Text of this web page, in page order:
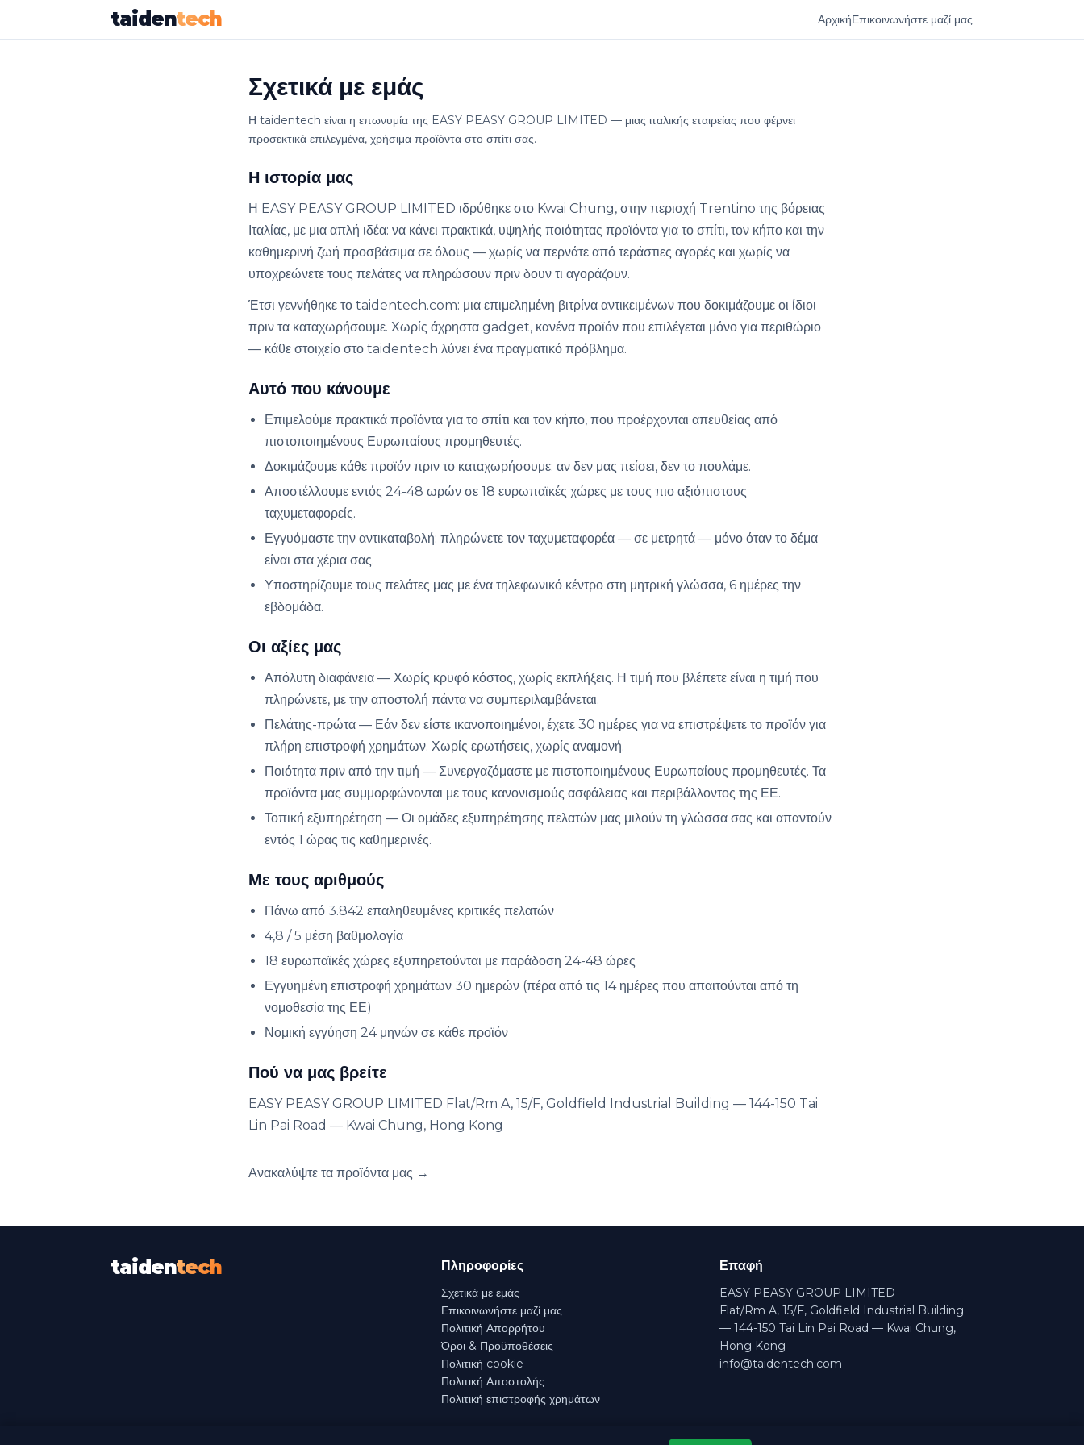
taidentech ΑρχικήΕπικοινωνήστε μαζί μας
Σχετικά με εμάς
Η taidentech είναι η επωνυμία της EASY PEASY GROUP LIMITED — μιας ιταλικής εταιρείας που φέρνει
προσεκτικά επιλεγμένα, χρήσιμα προϊόντα στο σπίτι σας.
Η ιστορία μας
Η EASY PEASY GROUP LIMITED ιδρύθηκε στο Kwai Chung, στην περιοχή Trentino της βόρειας
Ιταλίας, με μια απλή ιδέα: να κάνει πρακτικά, υψηλής ποιότητας προϊόντα για το σπίτι, τον κήπο και την
καθημερινή ζωή προσβάσιμα σε όλους — χωρίς να περνάτε από τεράστιες αγορές και χωρίς να
υποχρεώνετε τους πελάτες να πληρώσουν πριν δουν τι αγοράζουν.
Έτσι γεννήθηκε το taidentech.com: μια επιμελημένη βιτρίνα αντικειμένων που δοκιμάζουμε οι ίδιοι
πριν τα καταχωρήσουμε. Χωρίς άχρηστα gadget, κανένα προϊόν που επιλέγεται μόνο για περιθώριο
— κάθε στοιχείο στο taidentech λύνει ένα πραγματικό πρόβλημα.
Αυτό που κάνουμε
Επιμελούμε πρακτικά προϊόντα για το σπίτι και τον κήπο, που προέρχονται απευθείας από
πιστοποιημένους Ευρωπαίους προμηθευτές.
Δοκιμάζουμε κάθε προϊόν πριν το καταχωρήσουμε: αν δεν μας πείσει, δεν το πουλάμε.
Αποστέλλουμε εντός 24-48 ωρών σε 18 ευρωπαϊκές χώρες με τους πιο αξιόπιστους
ταχυμεταφορείς.
Εγγυόμαστε την αντικαταβολή: πληρώνετε τον ταχυμεταφορέα — σε μετρητά — μόνο όταν το δέμα
είναι στα χέρια σας.
Υποστηρίζουμε τους πελάτες μας με ένα τηλεφωνικό κέντρο στη μητρική γλώσσα, 6 ημέρες την
εβδομάδα.
Οι αξίες μας
Απόλυτη διαφάνεια — Χωρίς κρυφό κόστος, χωρίς εκπλήξεις. Η τιμή που βλέπετε είναι η τιμή που
πληρώνετε, με την αποστολή πάντα να συμπεριλαμβάνεται.
Πελάτης-πρώτα — Εάν δεν είστε ικανοποιημένοι, έχετε 30 ημέρες για να επιστρέψετε το προϊόν για
πλήρη επιστροφή χρημάτων. Χωρίς ερωτήσεις, χωρίς αναμονή.
Ποιότητα πριν από την τιμή — Συνεργαζόμαστε με πιστοποιημένους Ευρωπαίους προμηθευτές. Τα
προϊόντα μας συμμορφώνονται με τους κανονισμούς ασφάλειας και περιβάλλοντος της ΕΕ.
Τοπική εξυπηρέτηση — Οι ομάδες εξυπηρέτησης πελατών μας μιλούν τη γλώσσα σας και απαντούν
εντός 1 ώρας τις καθημερινές.
Με τους αριθμούς
Πάνω από 3.842 επαληθευμένες κριτικές πελατών
4,8 / 5 μέση βαθμολογία
18 ευρωπαϊκές χώρες εξυπηρετούνται με παράδοση 24-48 ώρες
Εγγυημένη επιστροφή χρημάτων 30 ημερών (πέρα από τις 14 ημέρες που απαιτούνται από τη
νομοθεσία της ΕΕ)
Νομική εγγύηση 24 μηνών σε κάθε προϊόν
Πού να μας βρείτε
EASY PEASY GROUP LIMITED Flat/Rm A, 15/F, Goldfield Industrial Building — 144-150 Tai
Lin Pai Road — Kwai Chung, Hong Kong
Ανακαλύψτε τα προϊόντα μας →
taidentech Πληροφορίες
Σχετικά με εμάς
Επικοινωνήστε μαζί μας
Πολιτική Απορρήτου
Όροι & Προϋποθέσεις
Πολιτική cookie
Πολιτική Αποστολής
Πολιτική επιστροφής χρημάτων
Επαφή
EASY PEASY GROUP LIMITED
Flat/Rm A, 15/F, Goldfield Industrial Building
— 144-150 Tai Lin Pai Road — Kwai Chung,
Hong Kong
info@taidentech.com